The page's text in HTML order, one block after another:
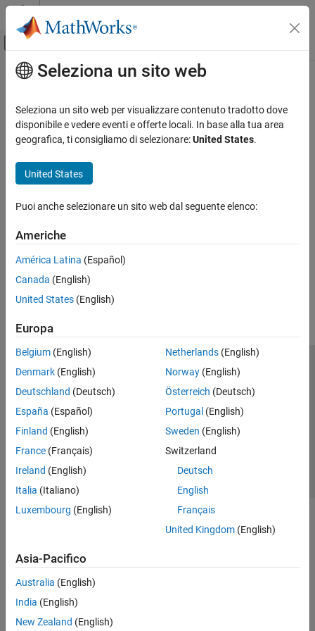
Vai al contenuto
Attiva/disattiva menu di navigazione
Pagina iniziale della documentazione
Contenuto principale
Seleziona un sito web
Seleziona un sito web per visualizzare contenuto tradotto dove
disponibile e vedere eventi e offerte locali. In base alla tua area
geografica, ti consigliamo di selezionare:United States.
United States
Puoi anche selezionare un sito web dal seguente elenco:
Americhe
América Latina (Español)
Canada (English)
United States (English)
Europa
Belgium (English)
Denmark (English)
Deutschland (Deutsch)
España (Español)
Finland (English)
France (Français)
Ireland (English)
Italia (Italiano)
Luxembourg (English)
Netherlands(English)
Norway(English)
Österreich (Deutsch)
Portugal (English)
Sweden (English)
Switzerland
Deutsch
English
Français
United Kingdom(English)
Asia-Pacifico
Australia (English)
India (English)
New Zealand (English)
Centro di fiducia
Informativa sulla privacy
Antipirateria
Stato dell'applicazione
Contatti
© 1994-2026 The MathWorks, Inc.